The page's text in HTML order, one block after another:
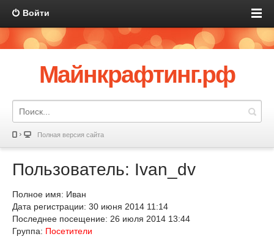
Войти
Майнкрафтинг.рф
Полная версия сайта
Пользователь: Ivan_dv
Полное имя: Иван
Дата регистрации: 30 июня 2014 11:14
Последнее посещение: 26 июля 2014 13:44
Группа: Посетители